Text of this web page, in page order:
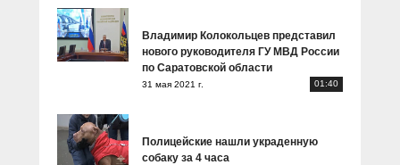
Владимир Колокольцев представил
нового руководителя ГУ МВД России
по Саратовской области
31 мая 2021 г. 01:40
Полицейские нашли украденную
собаку за 4 часа